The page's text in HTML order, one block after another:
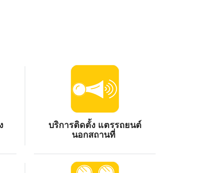
บริการติดตั้ง แตรรถยนต์
นอกสถานที่